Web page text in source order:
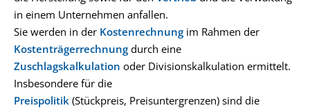
in einem Unternehmen anfallen.
Sie werden in der Kostenrechnung im Rahmen der
Kostenträgerrechnung durch eine
Zuschlagskalkulation oder Divisionskalkulation ermittelt.
Insbesondere für die
Preispolitik (Stückpreis, Preisuntergrenzen) sind die